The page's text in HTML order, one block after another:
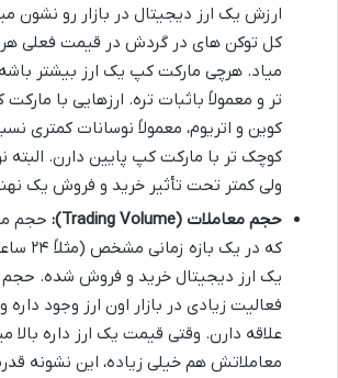
ارزش یک ارز دیجیتال در بازار رو نشون
کل توکن های در گردش در قیمت فعلی
میاد. هرچی مارکت کپ یک ارز بیشتر
تر و معمولاً باثبات تره. ارزهایی با
کوین و اتریوم، معمولاً نوسانات کمتری
کوچک تر با مارکت کپ پایین دارن. البته
ولی کمتر تحت تأثیر خرید و فروش یک
حجم معاملات (Trading Volume):
حجم
که در
یک ارز دیجیتال خرید و فروش شده. حجم
فعالیت زیادی در بازار اون ارز وجود
علاقه دارن. وقتی قیمت یک ارز داره بالا
معاملاتش هم خیلی زیاده، این نشونه